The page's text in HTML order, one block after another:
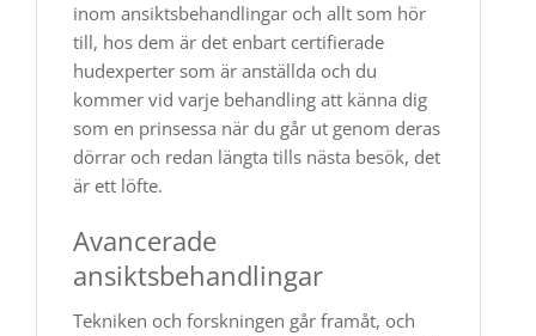
inom ansiktsbehandlingar och allt som hör
till, hos dem är det enbart certifierade
hudexperter som är anställda och du
kommer vid varje behandling att känna dig
som en prinsessa när du går ut genom deras
dörrar och redan längta tills nästa besök, det
är ett löfte.
Avancerade
ansiktsbehandlingar
Tekniken och forskningen går framåt, och